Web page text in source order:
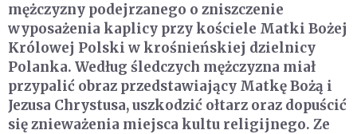
mężczyzny podejrzanego o zniszczenie
wyposażenia kaplicy przy kościele Matki Bożej
Królowej Polski w krośnieńskiej dzielnicy
Polanka. Według śledczych mężczyzna miał
przypalić obraz przedstawiający Matkę Bożą i
Jezusa Chrystusa, uszkodzić ołtarz oraz dopuścić
się znieważenia miejsca kultu religijnego. Ze